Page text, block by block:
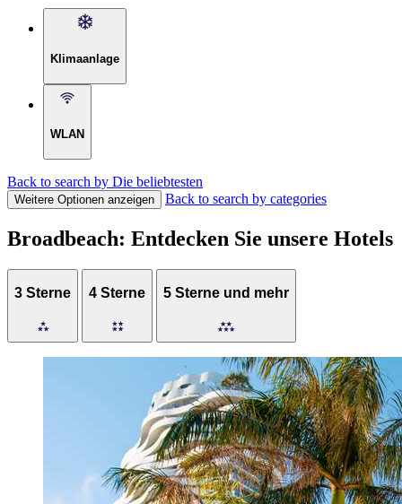
Klimaanlage
WLAN
Back to search by Die beliebtesten
Weitere Optionen anzeigen Back to search by categories
Broadbeach: Entdecken Sie unsere Hotels
3 Sterne 4 Sterne 5 Sterne und mehr